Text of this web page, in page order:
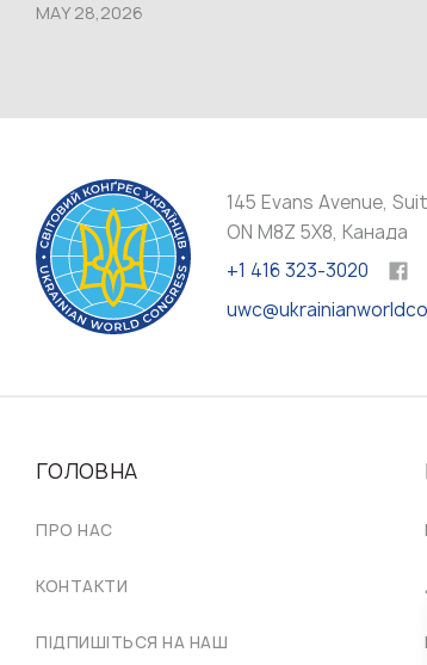
MAY 28,2026
145 Evans Avenue,
ON M8Z 5X8, Канада
+1 416 323-3020
ГОЛОВНА
ПРО НАС
КОНТАКТИ
ПІДПИШІТЬСЯ НА НАШ